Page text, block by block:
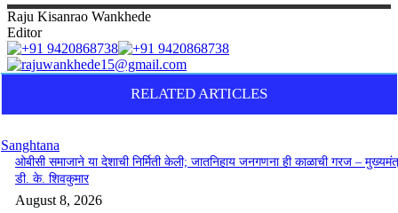
Raju Kisanrao Wankhede
Editor
RELATED ARTICLES
Sanghtana
ओबीसी समाजाने या देशाची निर्मिती केली; जातनिहाय जनगणना ही काळाची गरज –
डी. के. शिवकुमार
August 8, 2026